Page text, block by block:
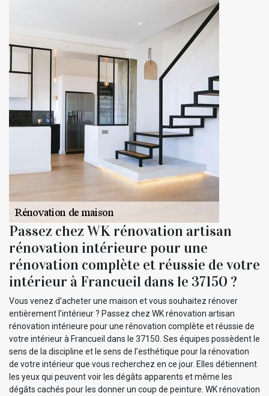
Passez chez WK rénovation artisan
rénovation intérieure pour une
rénovation complète et réussie de votre
intérieur à Francueil dans le 37150 ?
Vous venez d’acheter une maison et vous souhaitez rénover
entièrement l’intérieur ? Passez chez WK rénovation artisan
rénovation intérieure pour une rénovation complète et réussie de
votre intérieur à Francueil dans le 37150. Ses équipes possèdent le
sens de la discipline et le sens de l’esthétique pour la rénovation
de votre intérieur que vous recherchez en ce jour. Elles détiennent
les yeux qui peuvent voir les dégâts apparents et même les
dégâts cachés pour les donner un coup de peinture. WK rénovation